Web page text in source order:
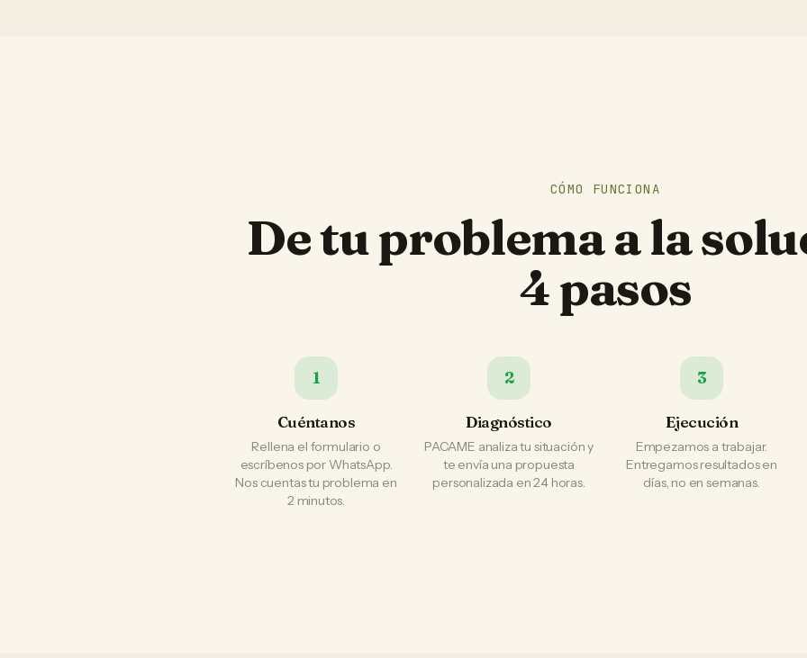
CÓMO FUNCIONA
De tu problema a la
4 pasos
1
Cuéntanos
Rellena el formulario o
escríbenos por WhatsApp.
Nos cuentas tu problema en
2 minutos.
2
Diagnóstico
PACAME analiza tu situación y
te envía una propuesta
personalizada en 24 horas.
3
Ejecución
Empezamos a trabajar.
Entregamos resultados en
días, no en semanas.